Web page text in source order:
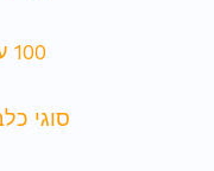
100 עובדות על כלבים
סוגי